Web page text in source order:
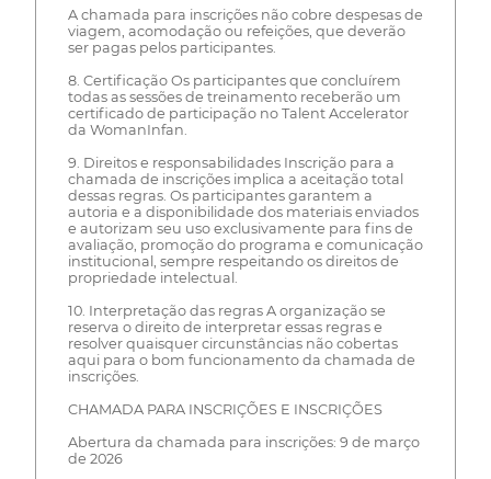
A chamada para inscrições não cobre despesas de
viagem, acomodação ou refeições, que deverão
ser pagas pelos participantes.
8. Certificação Os participantes que concluírem
todas as sessões de treinamento receberão um
certificado de participação no Talent Accelerator
da WomanInfan.
9. Direitos e responsabilidades Inscrição para a
chamada de inscrições implica a aceitação total
dessas regras. Os participantes garantem a
autoria e a disponibilidade dos materiais enviados
e autorizam seu uso exclusivamente para fins de
avaliação, promoção do programa e comunicação
institucional, sempre respeitando os direitos de
propriedade intelectual.
10. Interpretação das regras A organização se
reserva o direito de interpretar essas regras e
resolver quaisquer circunstâncias não cobertas
aqui para o bom funcionamento da chamada de
inscrições.
CHAMADA PARA INSCRIÇÕES E INSCRIÇÕES
Abertura da chamada para inscrições: 9 de março
de 2026